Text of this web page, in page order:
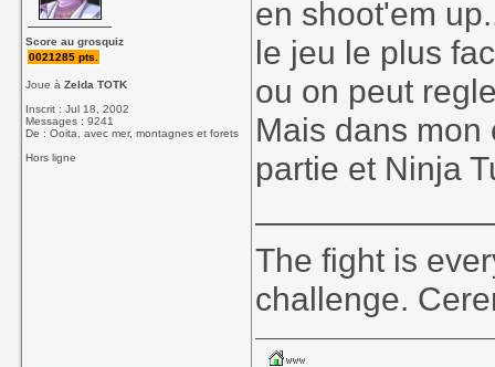
Score au grosquiz
0021285 pts.
Joue àZelda TOTK
Inscrit : Jul 18, 2002
Messages : 9241
De : Ooita, avec mer, montagnes et forets
Hors ligne
en shoot'em
le jeu le plus
ou on peut
Mais dans mon
partie et Ninja
The fight is
challenge.